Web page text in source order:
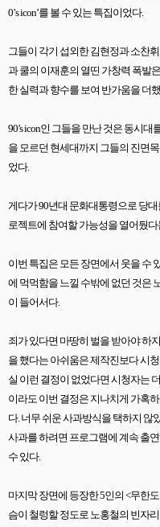
0’s icon’를 볼 수 있는 특집이었다.
그들이 각기 섭외한 김현정과 소찬휘
과 쿨의 이재훈의 열띤 가창력 폭발
한 실력과 향수를 보여 반가움을 더
90’s icon인 그들을 만난 것은 동시대
을 모르던 현세대까지 그들의 진면
었다.
게다가90년대 문화대통령으로 당
로젝트에 참여할 가능성을 열어뒀
이번 특집은 모든 장면에서 웃을 수
에 먹먹함을 느낄 수밖에 없던 것은
이 들어서다.
죄가 있다면 마땅히 벌을 받아야 하
을 했다는 아쉬움은 제작진보다 시
실 이런 결정이 없었다면 시청자는
이라도 이번 결정은 지나치게 가혹
다.너무 쉬운 사과방식을 택하지 않
사과를 하려면 프로그램에 계속 출
수 있다.
마지막 장면에 등장한5인의 <무한
슴이 철렁할 정도로 노홍철의 빈자